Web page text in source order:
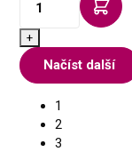
+
Načíst další
1
2
3